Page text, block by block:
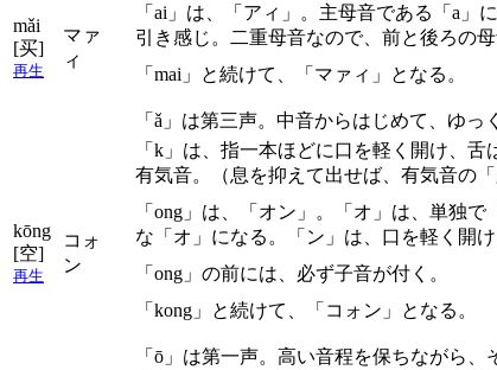
mǎi
[买]
再生
マァ
ィ
「ai」は、「アィ」。主母音である「a
引き感じ。二重母音なので、前と後ろの
「mai」と続けて、「マァィ」となる。
「ǎ」は第三声。中音からはじめて、ゆ
kōng
[空]
再生
コォ
ン
「k」は、指一本ほどに口を軽く開け、
有気音。（息を抑えて出せば、有気音の「
「ong」は、「オン」。「オ」は、単独
な「オ」になる。「ン」は、口を軽く開
「ong」の前には、必ず子音が付く。
「kong」と続けて、「コォン」となる。
「ō」は第一声。高い音程を保ちながら、